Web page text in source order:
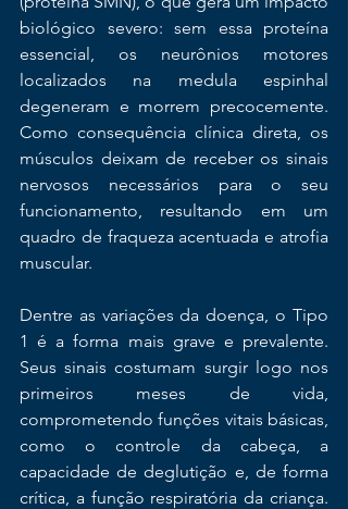
biológico severo: sem essa proteína
essencial, os neurônios motores
localizados na medula espinhal
degeneram e morrem precocemente.
Como consequência clínica direta, os
músculos deixam de receber os sinais
nervosos necessários para o seu
funcionamento, resultando em um
quadro de fraqueza acentuada e atrofia
muscular.
Dentre as variações da doença, o Tipo
1 é a forma mais grave e prevalente.
Seus sinais costumam surgir logo nos
primeiros meses de vida,
comprometendo funções vitais básicas,
como o controle da cabeça, a
capacidade de deglutição e, de forma
crítica, a função respiratória da criança.